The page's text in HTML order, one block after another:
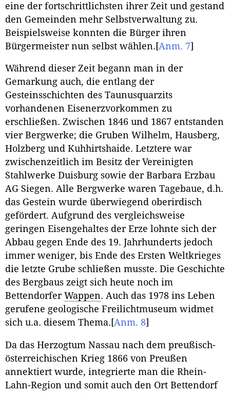
eine der fortschrittlichsten ihrer Zeit und gestand
den Gemeinden mehr Selbstverwaltung zu.
Beispielsweise konnten die Bürger ihren
Bürgermeister nun selbst wählen. [Anm. 7]
Während dieser Zeit begann man in der
Gemarkung auch, die entlang der
Gesteinsschichten des Taunusquarzits
vorhandenen Eisenerzvorkommen zu
erschließen. Zwischen 1846 und 1867 entstanden
vier Bergwerke; die Gruben Wilhelm, Hausberg,
Holzberg und Kuhhirtshaide. Letztere war
zwischenzeitlich im Besitz der Vereinigten
Stahlwerke Duisburg sowie der Barbara Erzbau
AG Siegen. Alle Bergwerke waren Tagebaue, d.h.
das Gestein wurde überwiegend oberirdisch
gefördert. Aufgrund des vergleichsweise
geringen Eisengehaltes der Erze lohnte sich der
Abbau gegen Ende des 19. Jahrhunderts jedoch
immer weniger, bis Ende des Ersten Weltkrieges
die letzte Grube schließen musste. Die Geschichte
des Bergbaus zeigt sich heute noch im
Bettendorfer Wappen. Auch das 1978 ins Leben
gerufene geologische Freilichtmuseum widmet
sich u.a. diesem Thema. [Anm. 8]
Da das Herzogtum Nassau nach dem preußisch-
österreichischen Krieg 1866 von Preußen
annektiert wurde, integrierte man die Rhein-
Lahn-Region und somit auch den Ort Bettendorf